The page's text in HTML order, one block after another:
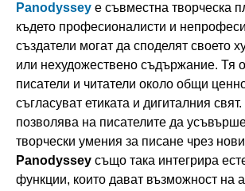
Panodyssey е съвместна творческа
където професионалисти и
създатели могат да споделят своето
или нехудожествено съдържание. Тя
писатели и читатели около общи
съгласуват етиката и дигиталния
позволява на писателите да
творчески умения за писане чрез
Panodyssey също така интегрира
функции, които дават възможност на